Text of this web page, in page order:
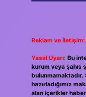
Reklam ve İletişim:
Yasal Uyarı: Bu
kurum veya şahıs
bulunmamaktadır.
hazırladığımız
alan içerikler